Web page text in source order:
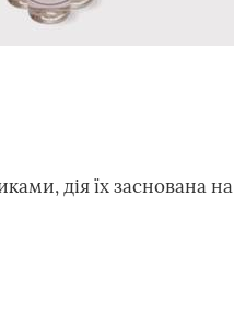
дія їх заснована на